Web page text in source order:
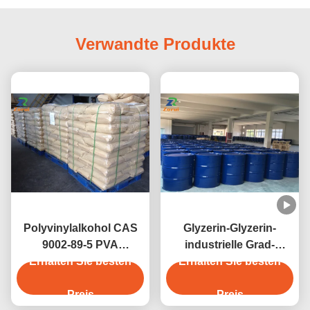
Verwandte Produkte
Polyvinylalkohol CAS
9002-89-5 PVA
1788/PVA 2488/PVA
Erhalten Sie besten
Preis
Glyzerin-Glyzerin-
industrielle Grad-
Chemikalien CAS 56-81-
Erhalten Sie besten
Preis